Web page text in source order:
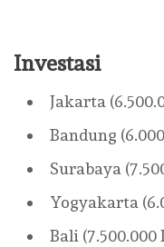
Investasi
Jakarta
Bandung
Surabaya
Yogyakarta
Bali